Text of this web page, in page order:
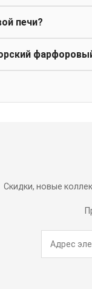
печи?
Скидки, новые